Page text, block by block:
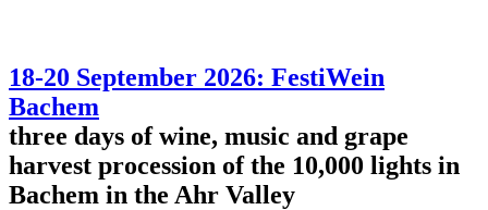
18-20 September 2026: FestiWein
Bachem
three days of wine, music and grape
harvest procession of the 10,000 lights in
Bachem in the Ahr Valley